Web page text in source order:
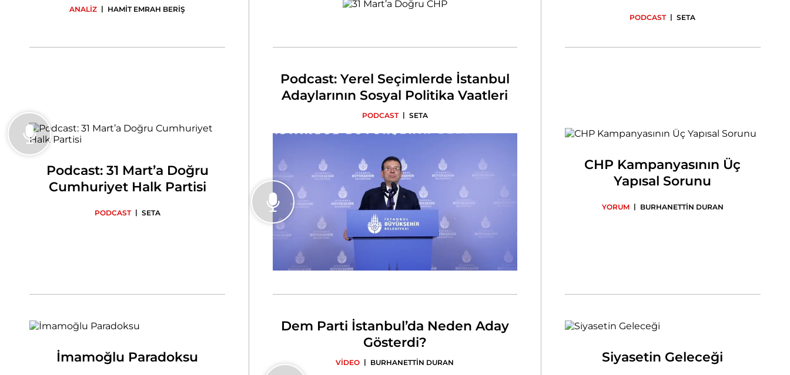
ANALİZ | HAMİT EMRAH BERİŞ
PODCAST | SETA
Podcast: 31 Mart’a Doğru
Cumhuriyet Halk Partisi
PODCAST | SETA
Podcast: Yerel Seçimlerde İstanbul
Adaylarının Sosyal Politika Vaatleri
PODCAST | SETA
CHP Kampanyasının Üç
Yapısal Sorunu
YORUM | BURHANETTİN DURAN
İmamoğlu Paradoksu
Dem Parti İstanbul’da Neden Aday
Gösterdi?
VİDEO | BURHANETTİN DURAN Siyasetin Geleceği